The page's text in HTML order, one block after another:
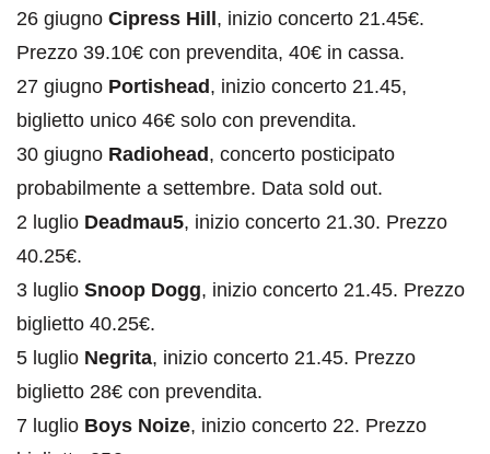
26 giugno Cipress Hill , inizio concerto 21.45€.
Prezzo 39.10€ con prevendita, 40€ in cassa.
27 giugno Portishead , inizio concerto 21.45,
biglietto unico 46€ solo con prevendita.
30 giugno Radiohead , concerto posticipato
probabilmente a settembre. Data sold out.
2 luglio Deadmau5, inizio concerto 21.30. Prezzo
40.25€.
3 luglio Snoop Dogg, inizio concerto 21.45. Prezzo
biglietto 40.25€.
5 luglio Negrita, inizio concerto 21.45. Prezzo
biglietto 28€ con prevendita.
7 luglio Boys Noize, inizio concerto 22. Prezzo